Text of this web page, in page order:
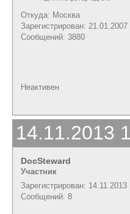
Откуда: Москва
Зарегистрирован: 21.01.2007
Сообщений: 3880
Неактивен
14.11.2013
DocSteward
Участник
Зарегистрирован: 14.11.2013
Сообщений: 8